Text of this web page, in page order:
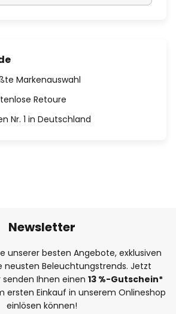
Markenauswahl
Retoure
Nr. 1 in Deutschland
Newsletter
unserer besten Angebote, exklusiven
neusten Beleuchtungstrends. Jetzt
Ihnen einen 13 %-Gutschein*
ersten Einkauf in unserem Onlineshop
einlösen können!